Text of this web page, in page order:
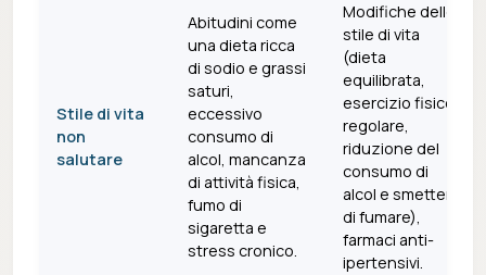
Stile di vita
non
salutare
Abitudini come
una dieta ricca
di sodio e grassi
saturi,
eccessivo
consumo di
alcol, mancanza
di attività fisica,
fumo di
sigaretta e
stress cronico.
Modifiche dello
stile di vita
(dieta
equilibrata,
esercizio fisico
regolare,
riduzione del
consumo di
alcol e smettere
di fumare),
farmaci anti-
ipertensivi.